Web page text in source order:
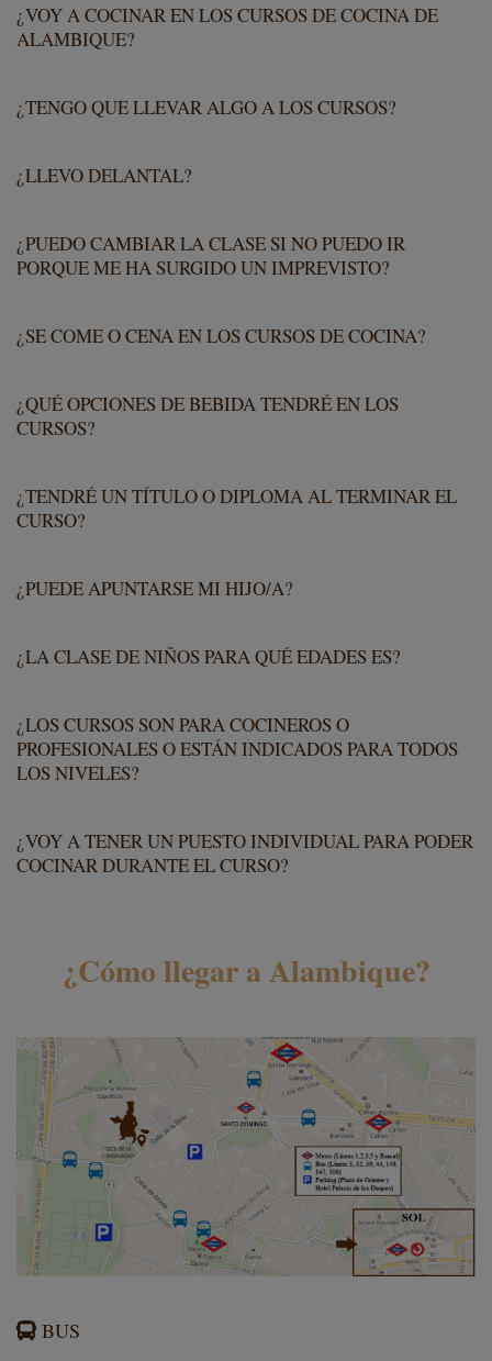
¿VOY A COCINAR EN LOS CURSOS DE COCINA DE
ALAMBIQUE?
¿TENGO QUE LLEVAR ALGO A LOS CURSOS?
¿LLEVO DELANTAL?
¿PUEDO CAMBIAR LA CLASE SI NO PUEDO IR
PORQUE ME HA SURGIDO UN IMPREVISTO?
¿SE COME O CENA EN LOS CURSOS DE COCINA?
¿QUÉ OPCIONES DE BEBIDA TENDRÉ EN LOS
CURSOS?
¿TENDRÉ UN TÍTULO O DIPLOMA AL TERMINAR EL
CURSO?
¿PUEDE APUNTARSE MI HIJO/A?
¿LA CLASE DE NIÑOS PARA QUÉ EDADES ES?
¿LOS CURSOS SON PARA COCINEROS O
PROFESIONALES O ESTÁN INDICADOS PARA TODOS
LOS NIVELES?
¿VOY A TENER UN PUESTO INDIVIDUAL PARA PODER
COCINAR DURANTE EL CURSO?
¿Cómo llegar a Alambique?
BUS